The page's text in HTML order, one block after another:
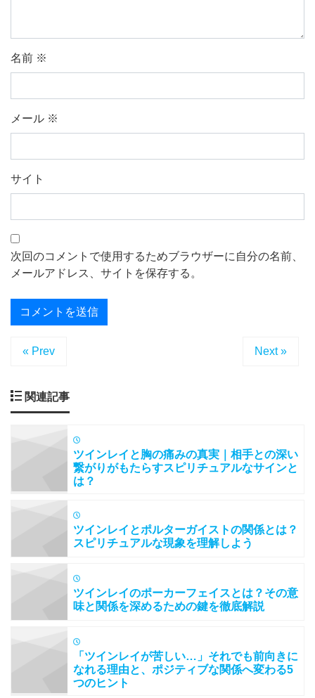
名前 ※
メール ※
サイト
次回のコメントで使用するためブラウザーに自分の名前、
メールアドレス、サイトを保存する。
« Prev Next »
関連記事
ツインレイと胸の痛みの真実｜相手との深い
繋がりがもたらすスピリチュアルなサインと
は？
ツインレイとポルターガイストの関係とは？
スピリチュアルな現象を理解しよう
ツインレイのポーカーフェイスとは？その意
味と関係を深めるための鍵を徹底解説
「ツインレイが苦しい…」それでも前向きに
なれる理由と、ポジティブな関係へ変わる5
つのヒント